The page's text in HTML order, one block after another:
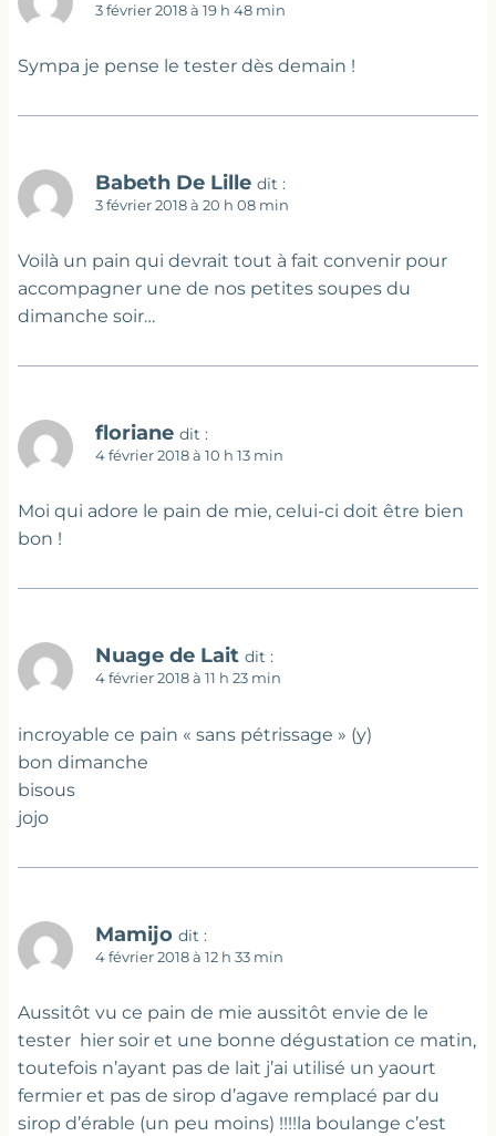
3 février 2018 à 19 h 48 min
Sympa je pense le tester dès demain !
Babeth De Lille dit :
3 février 2018 à 20 h 08 min
Voilà un pain qui devrait tout à fait convenir pour
accompagner une de nos petites soupes du
dimanche soir…
floriane dit :
4 février 2018 à 10 h 13 min
Moi qui adore le pain de mie, celui-ci doit être bien
bon !
Nuage de Lait dit :
4 février 2018 à 11 h 23 min
incroyable ce pain « sans pétrissage » (y)
bon dimanche
bisous
jojo
Mamijo dit :
4 février 2018 à 12 h 33 min
Aussitôt vu ce pain de mie aussitôt envie de le
tester hier soir et une bonne dégustation ce matin,
toutefois n’ayant pas de lait j’ai utilisé un yaourt
fermier et pas de sirop d’agave remplacé par du
sirop d’érable (un peu moins) !!!!la boulange c’est